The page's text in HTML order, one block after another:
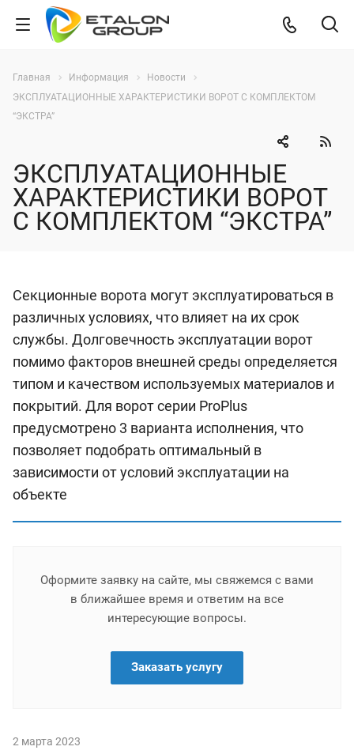
Главная Информация
Новости
ЭКСПЛУАТАЦИОННЫЕ ХАРАКТЕРИСТИКИ ВОРОТ С КОМПЛЕКТОМ
“ЭКСТРА”
ЭКСПЛУАТАЦИОННЫЕ
ХАРАКТЕРИСТИКИ ВОРОТ
С КОМПЛЕКТОМ “ЭКСТРА”
Секционные ворота могут эксплуатироваться в
различных условиях, что влияет на их срок
службы. Долговечность эксплуатации ворот
помимо факторов внешней среды определяется
типом и качеством используемых материалов и
покрытий. Для ворот серии ProPlus
предусмотрено 3 варианта исполнения, что
позволяет подобрать оптимальный в
зависимости от условий эксплуатации на
объекте
Оформите заявку на сайте, мы свяжемся с вами
в ближайшее время и ответим на все
интересующие вопросы.
Заказать услугу
2 марта 2023